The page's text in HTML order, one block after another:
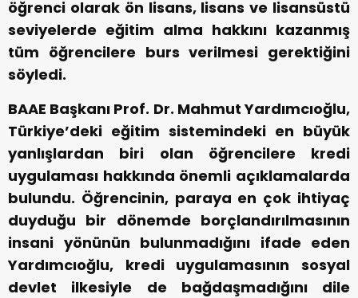
öğrenci olarak ön lisans, lisans ve lisansüstü
seviyelerde eğitim alma hakkını kazanmış
tüm öğrencilere burs verilmesi gerektiğini
söyledi.
BAAE Başkanı Prof. Dr. Mahmut Yardımcıoğlu,
Türkiye’deki eğitim sistemindeki en büyük
yanlışlardan biri olan öğrencilere kredi
uygulaması hakkında önemli açıklamalarda
bulundu. Öğrencinin, paraya en çok ihtiyaç
duyduğu bir dönemde borçlandırılmasının
insani yönünün bulunmadığını ifade eden
Yardımcıoğlu, kredi uygulamasının sosyal
devlet ilkesiyle de bağdaşmadığını dile